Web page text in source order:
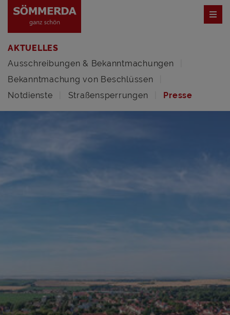
AKTUELLES
Ausschreibungen & Bekanntmachungen
Bekanntmachung von Beschlüssen
Notdienste
Straßensperrungen Presse